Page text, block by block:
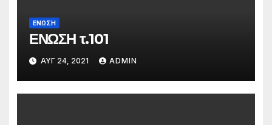
ΕΝΩΣΗ
ΕΝΩΣΗ τ.101
ΑΥΓ 24, 2021 ADMIN